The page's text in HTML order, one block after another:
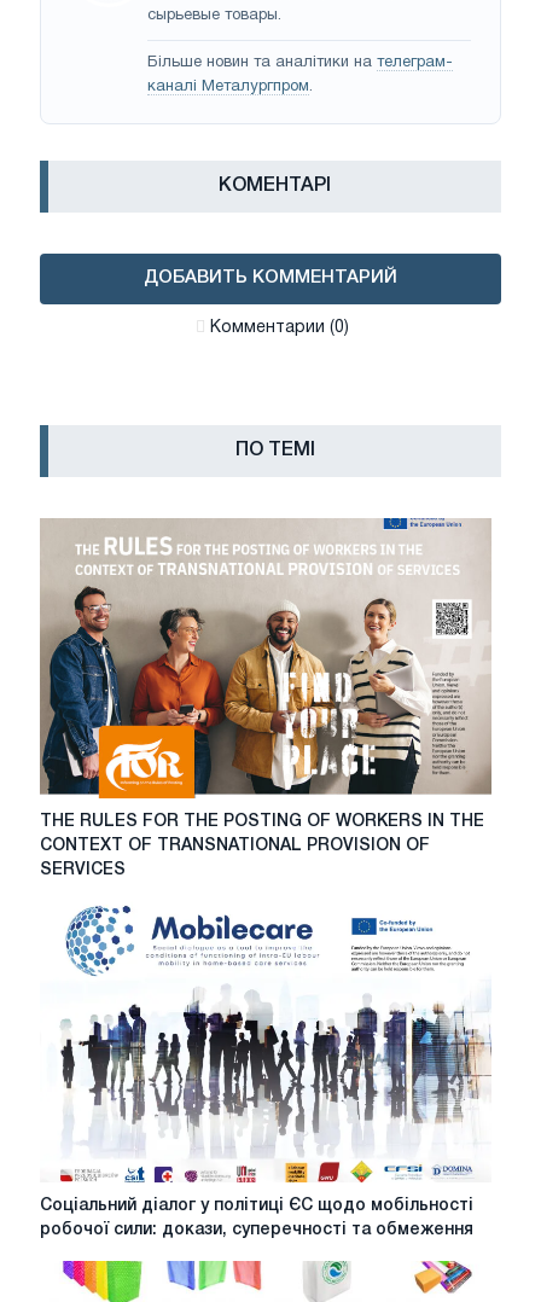
сырьевые товары.
Більше новин та аналітики на телеграм-
каналі Металургпром.
КОМЕНТАРІ
ДОБАВИТЬ КОММЕНТАРИЙ
Комментарии (0)
ПО ТЕМІ
THE
RULES
FOR
POSTING
WORKERS
CONTEXT
OF
TRANSNATIONAL
PROVISION
SERVICES
THE RULES FOR THE POSTING OF WORKERS IN THE
CONTEXT OF TRANSNATIONAL PROVISION OF
SERVICES
Соціальний
діалог
політиці
Соціальний діалог у політиці ЄС щодо мобільності
робочої сили: докази, суперечності та обмеження